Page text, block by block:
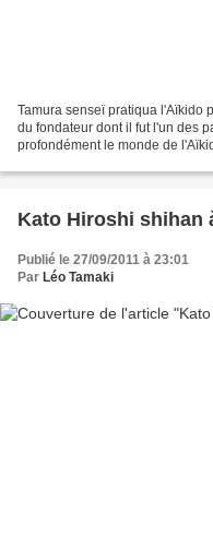
Tamura senseï pratiqua l'Aïkido
du fondateur dont il fut l'un des
profondément le monde de
Kato Hiroshi shihan
Publié le 27/09/2011 à 23:01
Par Léo Tamaki